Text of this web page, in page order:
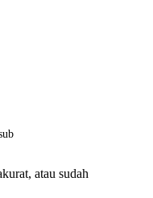
atau sudah